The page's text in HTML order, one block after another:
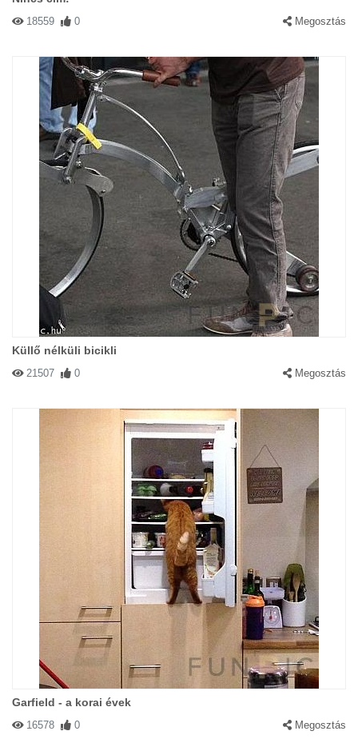
18559 0 Megosztás
Küllő nélküli bicikli
21507 0 Megosztás
Garfield - a korai évek
16578 0 Megosztás